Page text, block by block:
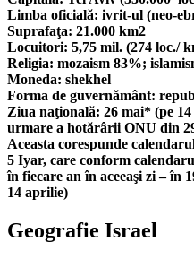
Limba oficială: ivrit-ul (neo-
Suprafaţa: 21.000 km2
Locuitori: 5,75 mil. (274 loc./
Religia: mozaism 83%;
Moneda: shekhel
Forma de guvernământ:
Ziua naţională: 26 mai* (pe 14
urmare a hotărârii ONU din
Aceasta corespunde
5 Iyar, care conform
în fiecare an în aceeaşi zi – în
14 aprilie)
Geografie Israel